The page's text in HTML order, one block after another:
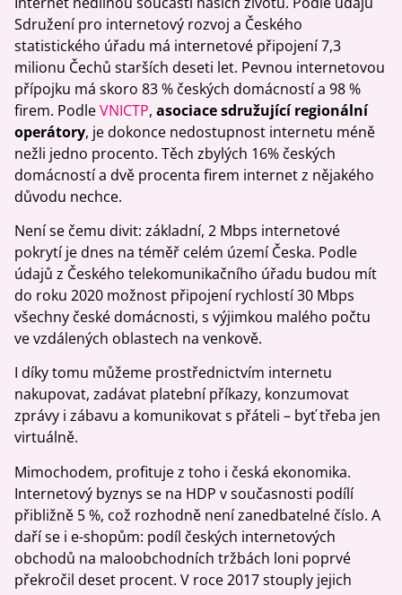
Sdružení pro internetový rozvoj a Českého
statistického úřadu má internetové připojení 7,3
milionu Čechů starších deseti let. Pevnou internetovou
přípojku má skoro 83 % českých domácností a 98 %
firem. PodleVNICTP, asociace sdružující regionální
operátory, je dokonce nedostupnost internetu méně
nežli jedno procento. Těch zbylých 16% českých
domácností a dvě procenta firem internet z nějakého
důvodu nechce.
Není se čemu divit: základní, 2 Mbps internetové
pokrytí je dnes na téměř celém území Česka. Podle
údajů z Českého telekomunikačního úřadu budou mít
do roku 2020 možnost připojení rychlostí 30 Mbps
všechny české domácnosti, s výjimkou malého počtu
ve vzdálených oblastech na venkově.
I díky tomu můžeme prostřednictvím internetu
nakupovat, zadávat platební příkazy, konzumovat
zprávy i zábavu a komunikovat s přáteli – byť třeba jen
virtuálně.
Mimochodem, profituje z toho i česká ekonomika.
Internetový byznys se na HDP v současnosti podílí
přibližně 5 %, což rozhodně není zanedbatelné číslo. A
daří se i e-shopům: podíl českých internetových
obchodů na maloobchodních tržbách loni poprvé
překročil deset procent. V roce 2017 stouply jejich